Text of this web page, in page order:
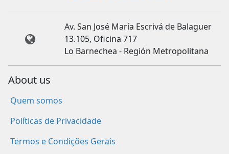
Av. San José María Escrivá de Balaguer
13.105, Oficina 717
Lo Barnechea - Región Metropolitana
About us
Quem somos
Políticas de Privacidade
Termos e Condições Gerais